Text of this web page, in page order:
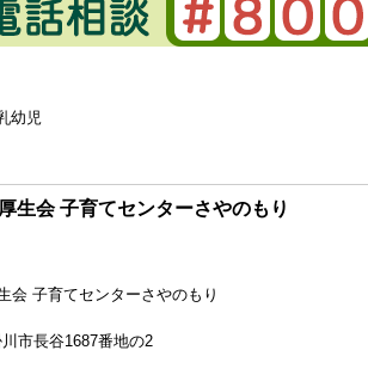
幼児
生会 子育てセンターさやのもり
会 子育てセンターさやのもり
市長谷1687番地の2